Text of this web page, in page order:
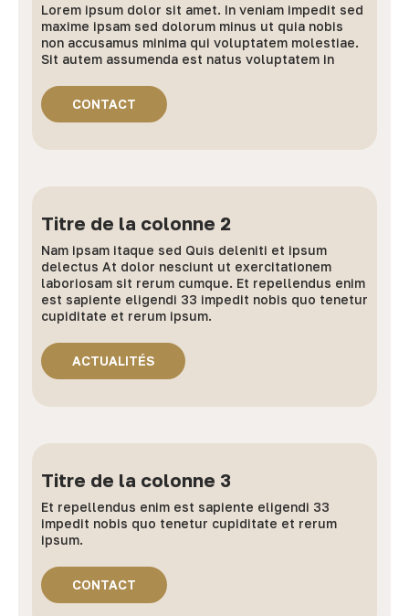
Lorem ipsum dolor sit amet. In veniam impedit sed
maxime ipsam sed dolorum minus ut quia nobis
non accusamus minima qui voluptatem molestiae.
Sit autem assumenda est natus voluptatem in
CONTACT
Titre de la colonne 2
Nam ipsam itaque sed Quis deleniti et ipsum
delectus At dolor nesciunt ut exercitationem
laboriosam sit rerum cumque. Et repellendus enim
est sapiente eligendi 33 impedit nobis quo tenetur
cupiditate et rerum ipsum.
ACTUALITÉS
Titre de la colonne 3
Et repellendus enim est sapiente eligendi 33
impedit nobis quo tenetur cupiditate et rerum
ipsum.
CONTACT